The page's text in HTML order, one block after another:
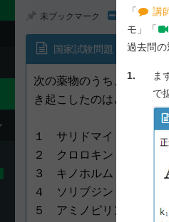
「
講
モ」「
過去問の
1. ま
で
未ブックマーク
国家試験問題
次の薬物のうち、他の薬
き起こしたのはどれか。
１ サリドマイド
２ クロロキン
３ キノホルム
４ ソリブジン
５ アミノピリン